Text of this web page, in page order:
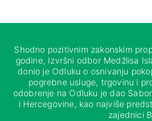
Shodno pozitivnim zakonskim
godine, Izvršni odbor Medžlisa
donio je Odluku o osnivanju
pogrebne usluge, trgovinu i
odobrenje na Odluku je dao
i Hercegovine, kao najviše
zajednici